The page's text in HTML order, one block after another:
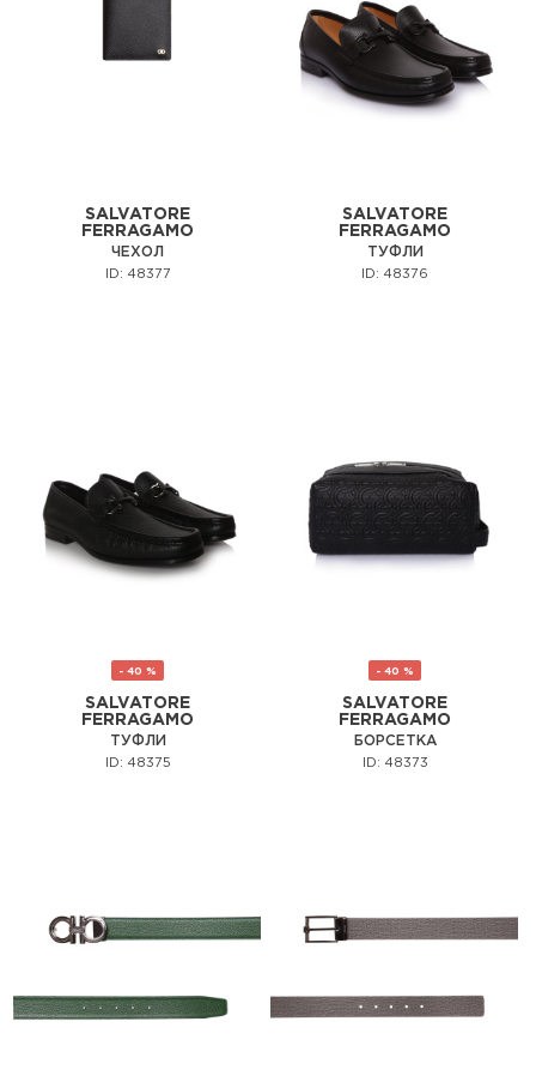
SALVATORE
FERRAGAMO
ЧЕХОЛ
ID: 48377
SALVATORE
FERRAGAMO
ТУФЛИ
ID: 48376
- 40 %
SALVATORE
FERRAGAMO
ТУФЛИ
ID: 48375
- 40 %
SALVATORE
FERRAGAMO
БОРСЕТКА
ID: 48373